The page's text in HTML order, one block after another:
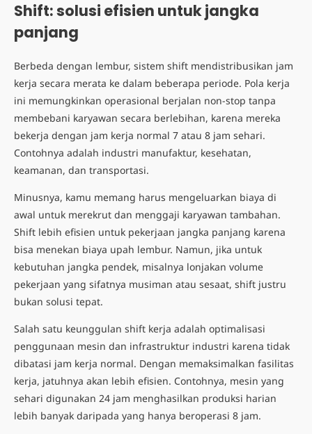
Shift: solusi efisien untuk jangka
panjang
Berbeda dengan lembur, sistem shift mendistribusikan jam
kerja secara merata ke dalam beberapa periode. Pola kerja
ini memungkinkan operasional berjalan non-stop tanpa
membebani karyawan secara berlebihan, karena mereka
bekerja dengan jam kerja normal 7 atau 8 jam sehari.
Contohnya adalah industri manufaktur, kesehatan,
keamanan, dan transportasi.
Minusnya, kamu memang harus mengeluarkan biaya di
awal untuk merekrut dan menggaji karyawan tambahan.
Shift lebih efisien untuk pekerjaan jangka panjang karena
bisa menekan biaya upah lembur. Namun, jika untuk
kebutuhan jangka pendek, misalnya lonjakan volume
pekerjaan yang sifatnya musiman atau sesaat, shift justru
bukan solusi tepat.
Salah satu keunggulan shift kerja adalah optimalisasi
penggunaan mesin dan infrastruktur industri karena tidak
dibatasi jam kerja normal. Dengan memaksimalkan fasilitas
kerja, jatuhnya akan lebih efisien. Contohnya, mesin yang
sehari digunakan 24 jam menghasilkan produksi harian
lebih banyak daripada yang hanya beroperasi 8 jam.